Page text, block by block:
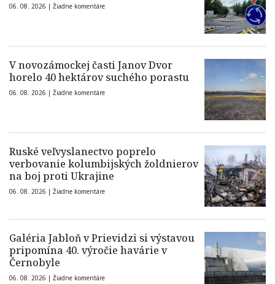
06. 08. 2026 | Žiadne komentáre
V novozámockej časti Janov Dvor
horelo 40 hektárov suchého porastu
06. 08. 2026 | Žiadne komentáre
Ruské veľvyslanectvo poprelo
verbovanie kolumbijských žoldnierov
na boj proti Ukrajine
06. 08. 2026 | Žiadne komentáre
Galéria Jabloň v Prievidzi si výstavou
pripomína 40. výročie havárie v
Černobyle
06. 08. 2026 | Žiadne komentáre